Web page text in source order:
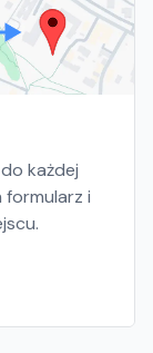
każdej
formularz i